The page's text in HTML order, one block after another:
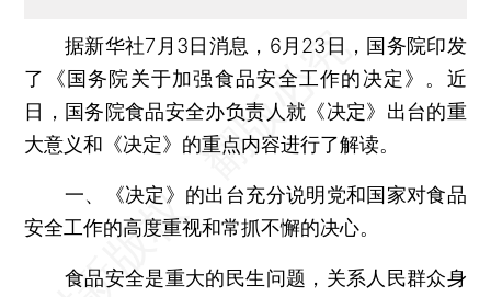
据新华社7月3日消息，6月23日，国务院印发
了《国务院关于加强食品安全工作的决定》。近
日，国务院食品安全办负责人就《决定》出台的重
大意义和《决定》的重点内容进行了解读。
一、《决定》的出台充分说明党和国家对食品
安全工作的高度重视和常抓不懈的决心。
食品安全是重大的民生问题，关系人民群众身